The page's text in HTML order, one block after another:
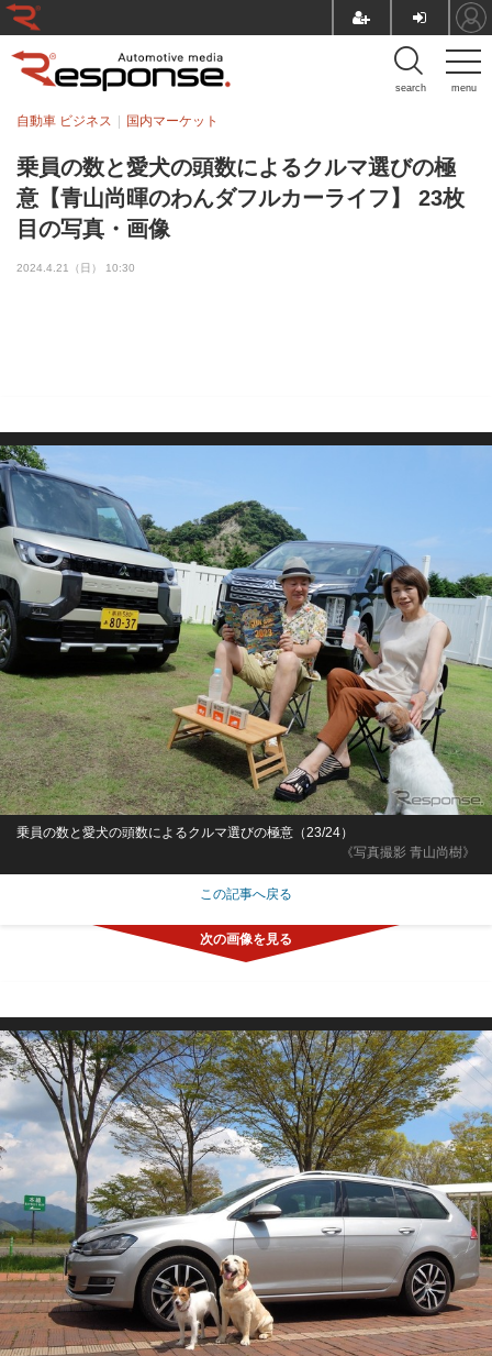
menu
search
乗員の数と愛犬の頭数によるクルマ選びの極
意【青山尚暉のわんダフルカーライフ】 23枚
目の写真・画像
自動車 ビジネス 国内マーケット
2024.4.21（日） 10:30
《写真撮影 青山尚樹》
乗員の数と愛犬の頭数によるクルマ選びの極意（23/24）
この記事へ戻る